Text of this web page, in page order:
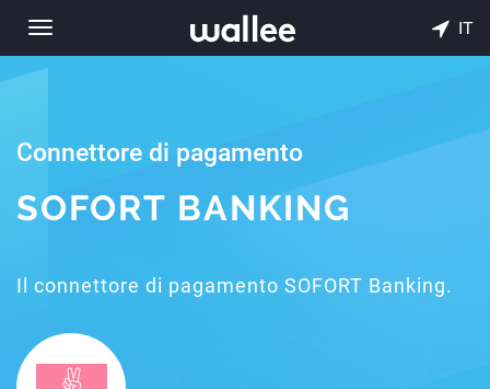
Toggle
navigation
IT
Connettore di pagamento
SOFORT BANKING
Il connettore di pagamento SOFORT Banking.